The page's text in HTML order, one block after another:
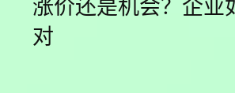
涨价还是机会？企业
对